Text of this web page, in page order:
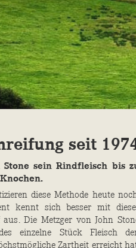
seit
sein Rindfleisch bis
diese Methode heute
kennt sich besser mit
Die Metzger von John
einzelne Stück Fleisch
Zartheit erreicht